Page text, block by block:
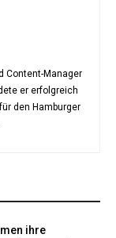
Content-Manager
er erfolgreich
den Hamburger
ihre